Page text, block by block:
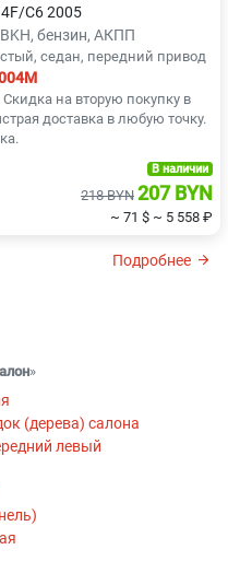
C6 2005
бензин, АКПП
седан, передний привод
на вторую покупку в
доставка в любую точку.
В наличии
218 BYN 207 BYN
~ 71 $ ~ 5 558 ₽
Подробнее
»
(дерева) салона
левый